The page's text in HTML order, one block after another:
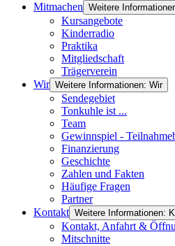
Mitmachen Weitere
Kursangebote
Kinderradio
Praktika
Mitgliedschaft
Trägerverein
Wir Weitere Informationen: Wir
Sendegebiet
Tonkuhle ist ...
Team
Gewinnspiel -
Finanzierung
Geschichte
Zahlen und Fakten
Häufige Fragen
Partner
Kontakt Weitere Informationen:
Kontakt, Anfahrt &
Mitschnitte